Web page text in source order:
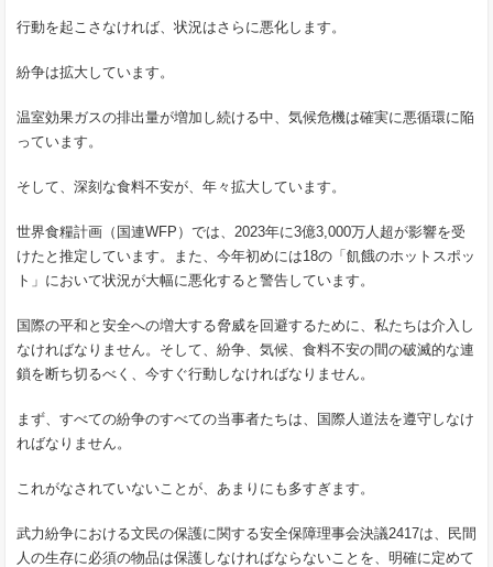
行動を起こさなければ、状況はさらに悪化します。
紛争は拡大しています。
温室効果ガスの排出量が増加し続ける中、気候危機は確実に悪循環に陥
っています。
そして、深刻な食料不安が、年々拡大しています。
世界食糧計画（国連WFP）では、2023年に3億3,000万人超が影響を受
けたと推定しています。また、今年初めには18の「飢餓のホットスポッ
ト」において状況が大幅に悪化すると警告しています。
国際の平和と安全への増大する脅威を回避するために、私たちは介入し
なければなりません。そして、紛争、気候、食料不安の間の破滅的な連
鎖を断ち切るべく、今すぐ行動しなければなりません。
まず、すべての紛争のすべての当事者たちは、国際人道法を遵守しなけ
ればなりません。
これがなされていないことが、あまりにも多すぎます。
武力紛争における文民の保護に関する安全保障理事会決議2417は、民間
人の生存に必須の物品は保護しなければならないことを、明確に定めて